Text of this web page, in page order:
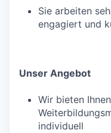
Sie arbeiten
engagiert und
Unser Angebot
Wir bieten
individuell